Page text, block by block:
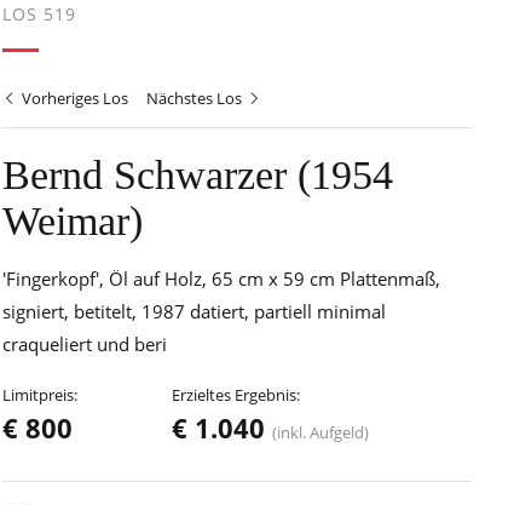
LOS 519
Vorheriges Los Nächstes Los
Bernd Schwarzer (1954
Weimar)
'Fingerkopf', Öl auf Holz, 65 cm x 59 cm Plattenmaß,
signiert, betitelt, 1987 datiert, partiell minimal
craqueliert und beri
Limitpreis:
€ 800
Erzieltes Ergebnis:
€ 1.040 (inkl. Aufgeld)